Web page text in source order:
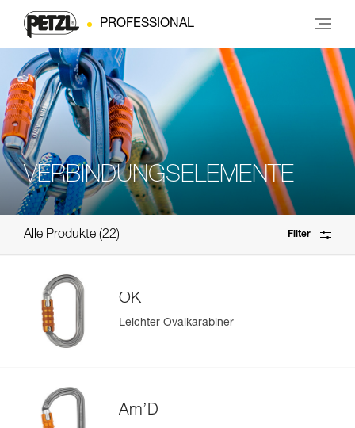
PROFESSIONAL
VERBINDUNGSELEMENTE
Alle Produkte 22 Filter
OK
Leichter Ovalkarabiner
Am’D